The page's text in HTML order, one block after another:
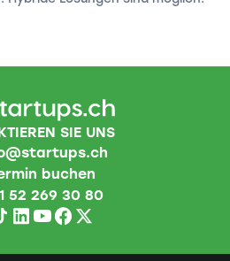
SIE UNS
buchen
52 269 30 80